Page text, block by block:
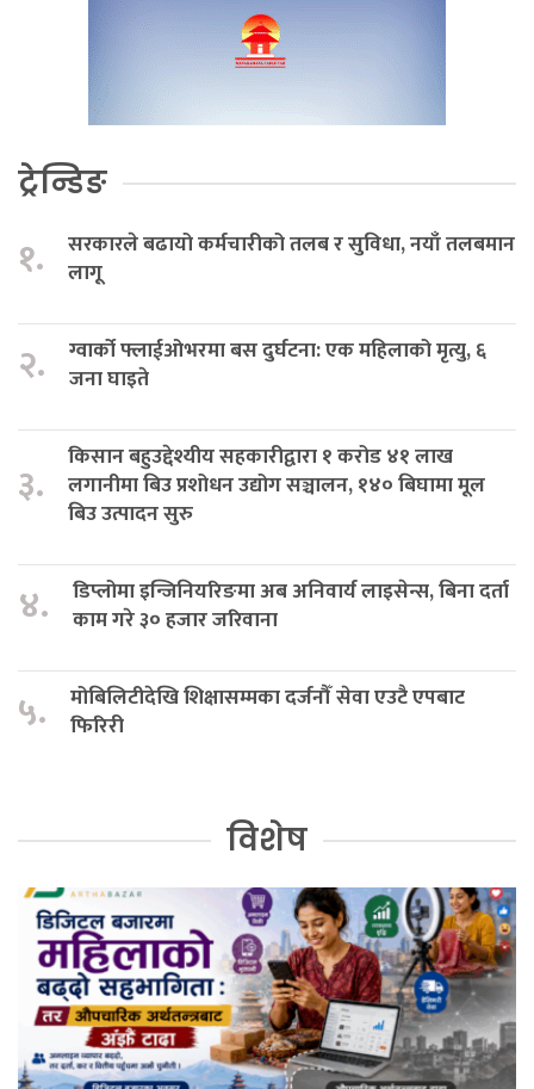
ट्रेन्डिङ
१.
सरकारले बढायो कर्मचारीको तलब र सुविधा, नयाँ तलबमान
लागू
२.
ग्वार्को फ्लाईओभरमा बस दुर्घटना: एक महिलाको मृत्यु, ६
जना घाइते
३.
किसान बहुउद्देश्यीय सहकारीद्वारा १ करोड ४१ लाख
लगानीमा बिउ प्रशोधन उद्योग सञ्चालन, १४० बिघामा मूल
बिउ उत्पादन सुरु
४.
डिप्लोमा इन्जिनियरिङमा अब अनिवार्य लाइसेन्स, बिना दर्ता
काम गरे ३० हजार जरिवाना
५.
मोबिलिटीदेखि शिक्षासम्मका दर्जनौँ सेवा एउटै एपबाट
फिरिरी
विशेष